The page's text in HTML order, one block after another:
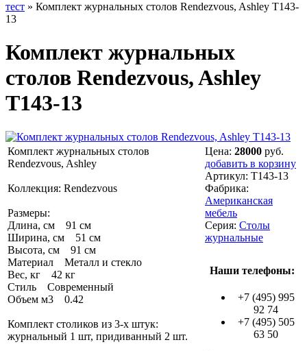
тест » Комплект журнальных столов Rendezvous, Ashley T143-
13
Комплект журнальных
столов Rendezvous, Ashley
T143-13
Комплект журнальных столов
Rendezvous, Ashley
Коллекция: Rendezvous
Размеры:
Длина, см 91 см
Ширина, см 51 см
Высота, см 91 см
Материал Металл и стекло
Вес, кг 42 кг
Стиль Современный
Объем м3 0.42
Комплект столиков из 3-х штук:
журнальный 1 шт, придиванный 2 шт.
Цена: 28000 руб.
добавить в корзину
Артикул: T143-13
Фабрика:
Американская
мебель
Серия: Столы
журнальные
Наши телефоны:
+7 (495) 995
92 74
+7 (495) 505
63 50